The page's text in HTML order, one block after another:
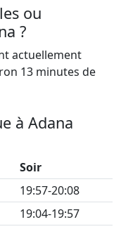
ou
?
actuellement
13 minutes de
à Adana
Soir
19:57-20:08
19:04-19:57